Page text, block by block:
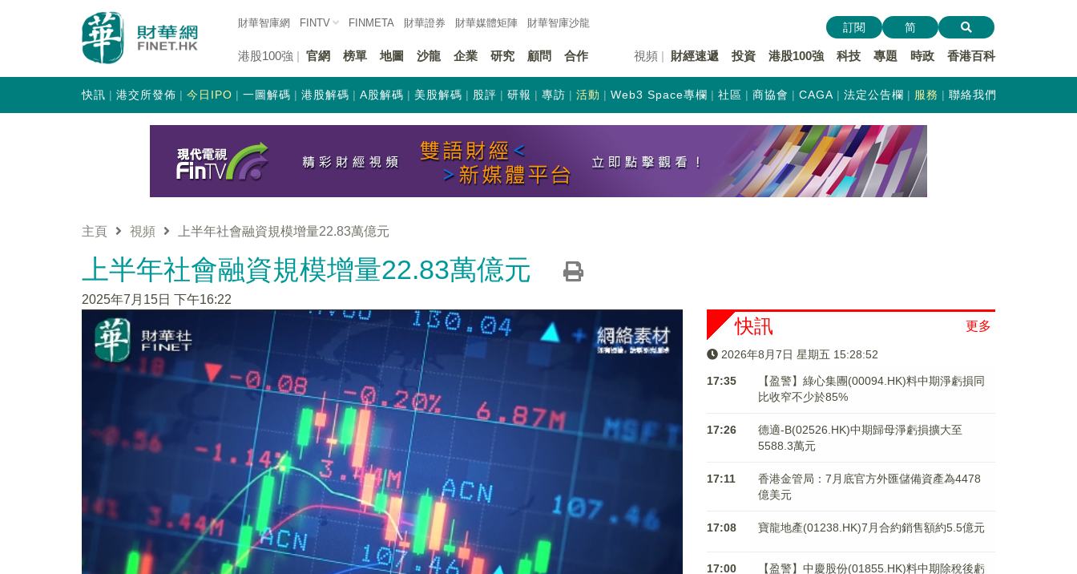
財華智庫網 FINTV FINMETA 財華證券 財華媒體矩陣 財華智庫沙龍
港股100強 官網 榜單 地圖 沙龍 企業 研究 顧問 合作 視頻 財經速遞 投資 港股100強 科技 專題 時政 香港百科
訂閱 简
快訊 港交所發佈 今日IPO 一圖解碼 港股解碼 A股解碼 美股解碼 股評 研報 專訪 活動 Web3 Space專欄 社區 商協會 CAGA 法定公告欄 服務 聯絡我們
主頁 視頻 上半年社會融資規模增量22.83萬億元
上半年社會融資規模增量22.83萬億元
2025年7月15日 下午16:22
更多
快訊
2026年8月7日 星期五 15:28:53
17:35
【盈警】綠心集團(00094.HK)料中期淨虧損同
比收窄不少於85%
17:26
德適-B(02526.HK)中期歸母淨虧損擴大至
5588.3萬元
17:11
香港金管局：7月底官方外匯儲備資產為4478
億美元
17:08 寶龍地產(01238.HK)7月合約銷售額約5.5億元
17:00
【盈警】中慶股份(01855.HK)料中期除稅後虧